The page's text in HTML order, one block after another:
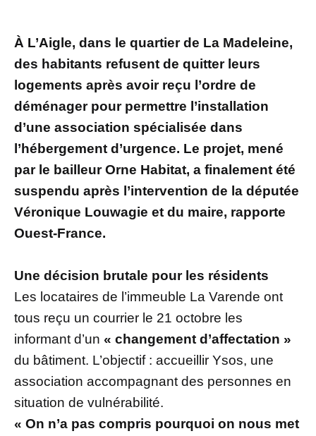
À L’Aigle, dans le quartier de La Madeleine,
des habitants refusent de quitter leurs
logements après avoir reçu l’ordre de
déménager pour permettre l’installation
d’une association spécialisée dans
l’hébergement d’urgence. Le projet, mené
par le bailleur Orne Habitat, a finalement été
suspendu après l’intervention de la députée
Véronique Louwagie et du maire, rapporte
Ouest-France.
Une décision brutale pour les résidents
Les locataires de l’immeuble La Varende ont
tous reçu un courrier le 21 octobre les
informant d’un « changement d’affectation »
du bâtiment. L’objectif : accueillir Ysos, une
association accompagnant des personnes en
situation de vulnérabilité.
« On n’a pas compris pourquoi on nous met